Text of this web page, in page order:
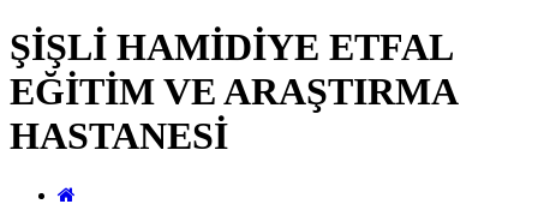
ŞİŞLİ HAMİDİYE ETFAL
EĞİTİM VE ARAŞTIRMA
HASTANESİ